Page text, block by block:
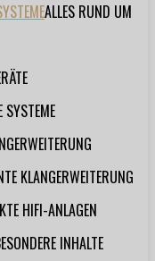
ALLES RUND UM
SYSTEME
KLANGERWEITERUNG
HIFI-ANLAGEN
INHALTE